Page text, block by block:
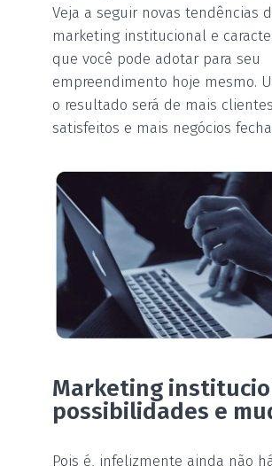
Veja a seguir novas tendências
marketing institucional e
que você pode adotar para seu
empreendimento hoje mesmo.
o resultado será de mais clientes
satisfeitos e mais negócios
Marketing
possibilidades e
Pois é, infelizmente ainda não